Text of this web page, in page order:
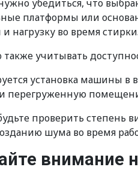
убедиться, что
платформы или
нагрузку во время стирки.
учитывать
установка машины
перегруженную
проверить
шума во время
внимание